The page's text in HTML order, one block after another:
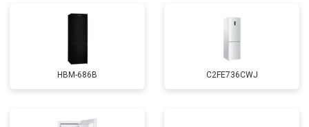
HBM-686B C2FE736CWJ